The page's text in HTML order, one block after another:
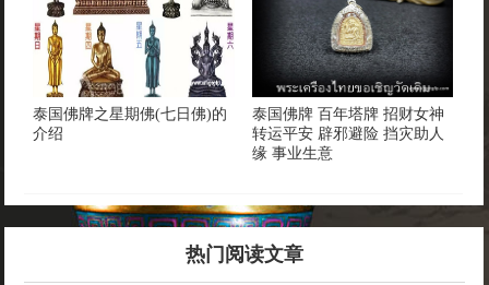
泰国佛牌之星期佛(七日佛)的
介绍
泰国佛牌 百年塔牌 招财女神
转运平安 辟邪避险 挡灾助人
缘 事业生意
热门阅读文章